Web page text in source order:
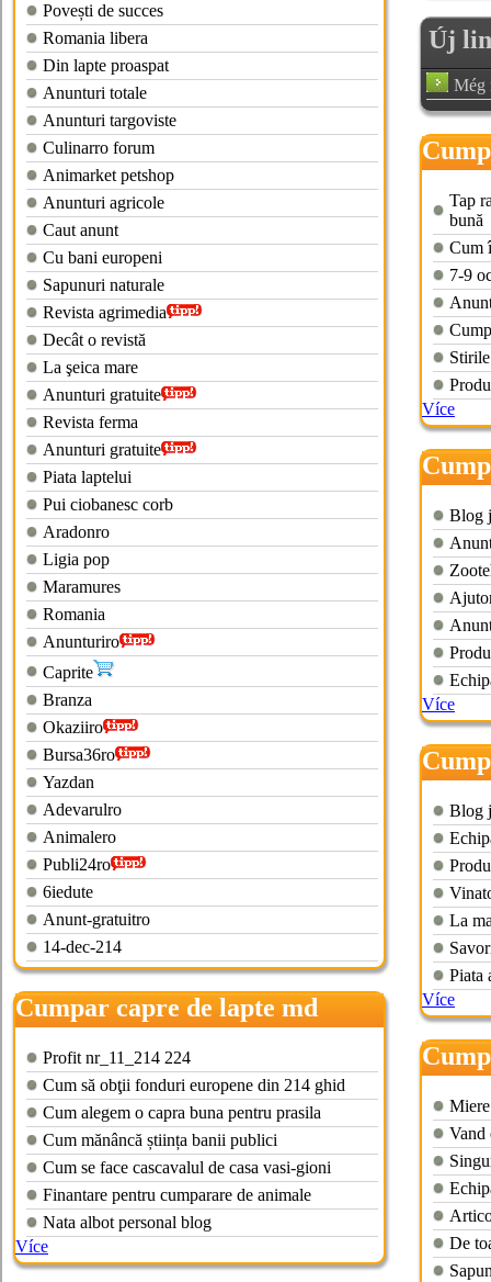
Povești de succes
Romania libera
Din lapte proaspat
Anunturi totale
Anunturi targoviste
Culinarro forum
Animarket petshop
Anunturi agricole
Caut anunt
Cu bani europeni
Sapunuri naturale
Revista agrimedia
Decât o revistă
La şeica mare
Anunturi gratuite
Revista ferma
Anunturi gratuite
Piata laptelui
Pui ciobanesc corb
Aradonro
Ligia pop
Maramures
Romania
Anunturiro
Caprite
Branza
Okaziiro
Bursa36ro
Yazdan
Adevarulro
Animalero
Publi24ro
6iedute
Anunt-gratuitro
14-dec-214
Cumpar capre de lapte md
Profit nr_11_214 224
Cum să obţii fonduri europene din 214 ghid
Cum alegem o capra buna pentru prasila
Cum mănâncă știința banii publici
Cum se face cascavalul de casa vasi-gioni
Finantare pentru cumparare de animale
Nata albot personal blog
Více
Új
Még
Tap
bună
Cum
7-9
Více
Blog
Více
Blog
La
Piata
Více
Vand
De